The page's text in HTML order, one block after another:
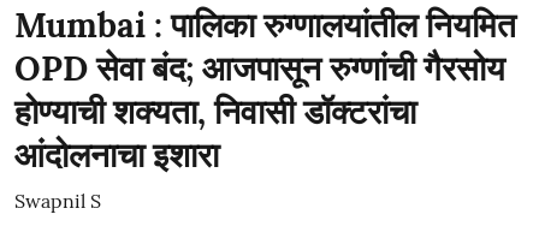
Mumbai : पालिका रुग्णालयांतील नियमित
OPD सेवा बंद; आजपासून रुग्णांची गैरसोय
होण्याची शक्यता, निवासी डॉक्टरांचा
आंदोलनाचा इशारा
Swapnil S